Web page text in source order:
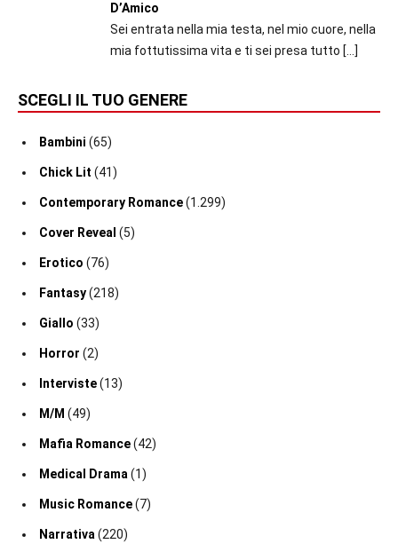
D’Amico
Sei entrata nella mia testa, nel mio cuore, nella
mia fottutissima vita e ti sei presa tutto […]
SCEGLI IL TUO GENERE
Bambini (65)
Chick Lit (41)
Contemporary Romance(1.299)
Cover Reveal (5)
Erotico (76)
Fantasy(218)
Giallo (33)
Horror (2)
Interviste(13)
M/M (49)
Mafia Romance(42)
Medical Drama(1)
Music Romance(7)
Narrativa(220)